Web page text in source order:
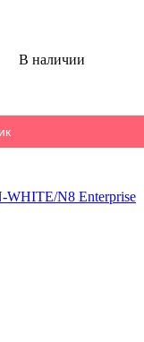
В наличии
WHITE/N8 Enterprise